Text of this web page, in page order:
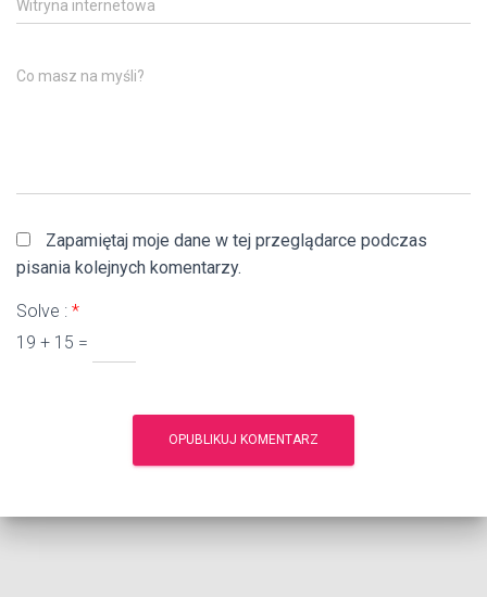
Witryna internetowa
Co masz na myśli?
Zapamiętaj moje dane w tej przeglądarce podczas
pisania kolejnych komentarzy.
Solve : *
19 + 15 =